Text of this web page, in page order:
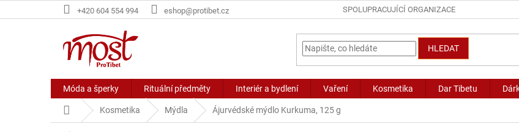
na
+420 604 554 994 eshop@protibet.cz SPOLUPRACUJÍCÍ ORGANIZACE
HLEDAT
Móda a šperky Rituální předměty Interiér a bydlení Vaření Kosmetika Dar Tibetu
Domů Kosmetika Mýdla Ájurvédské mýdlo Kurkuma, 125 g